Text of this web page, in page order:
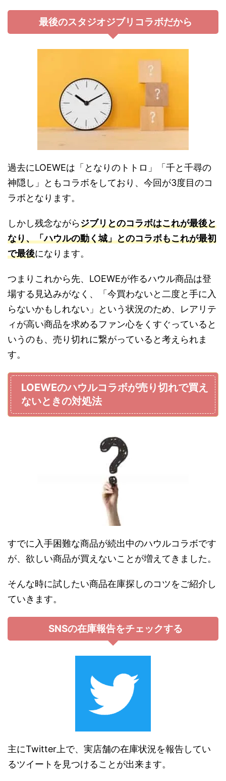
最後のスタジオジブリコラボだから
過去にLOEWEは「となりのトトロ」「千と千尋の
神隠し」ともコラボをしており、今回が3度目のコ
ラボとなります。
しかし残念ながらジブリとのコラボはこれが最後と
なり、「ハウルの動く城」とのコラボもこれが最初
で最後になります。
つまりこれから先、LOEWEが作るハウル商品は登
場する見込みがなく、「今買わないと二度と手に入
らないかもしれない」という状況のため、レアリテ
ィが高い商品を求めるファン心をくすぐっていると
いうのも、売り切れに繋がっていると考えられま
す。
LOEWEのハウルコラボが売り切れで買え
ないときの対処法
すでに入手困難な商品が続出中のハウルコラボです
が、欲しい商品が買えないことが増えてきました。
そんな時に試したい商品在庫探しのコツをご紹介し
ていきます。
SNSの在庫報告をチェックする
主にTwitter上で、実店舗の在庫状況を報告してい
るツイートを見つけることが出来ます。